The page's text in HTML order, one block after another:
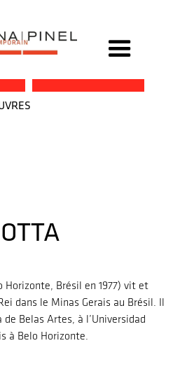
Horizonte, Brésil en 1977) vit et
dans le Minas Gerais au Brésil. Il
de Belas Artes, à l’Universidad
à Belo Horizonte.